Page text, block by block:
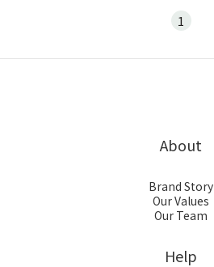
1
About
Brand Story
Our Values
Our Team
Help